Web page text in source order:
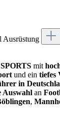
Ausrüstung
mit
und ein tiefes
in
Auswahl an
,